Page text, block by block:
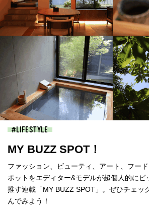
LIFESTYLE
MY BUZZ SPOT！
ファッション、ビューティ、アート、フー
ポットをエディター&モデルが超個人的に
推す連載「MY BUZZ SPOT」。ぜひチェッ
んでみよう！